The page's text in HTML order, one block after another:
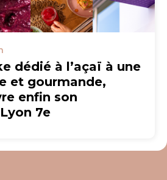
dédié à l’açaï à une
et gourmande,
enfin son
7e